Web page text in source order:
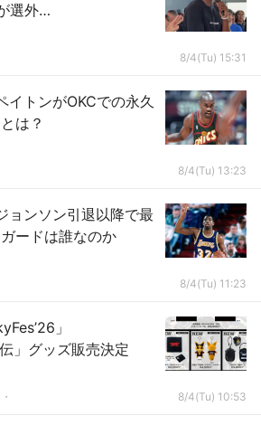
選外…
8/4(Tu) 15:31
イトンがOKCでの永久
は？
8/4(Tu) 13:23
ョンソン引退以降で最
ードは誰なのか
8/4(Tu) 11:23
」
」グッズ販売決定
8/4(Tu) 10:53